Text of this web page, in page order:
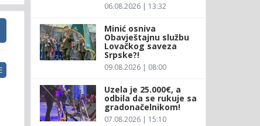
06.08.2026 | 13:32
Minić osniva
Obavještajnu službu
Lovačkog saveza
Srpske?!
09.08.2026 | 08:00
Uzela je 25.000€, a
odbila da se rukuje sa
gradonačelnikom!
07.08.2026 | 15:10